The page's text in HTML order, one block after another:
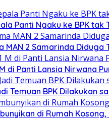
Panti Ngaku ke BPK
MAN 2 Samarinda
di Panti Lansia Nirwana
Temuan BPK Dilakukan
di Rumah